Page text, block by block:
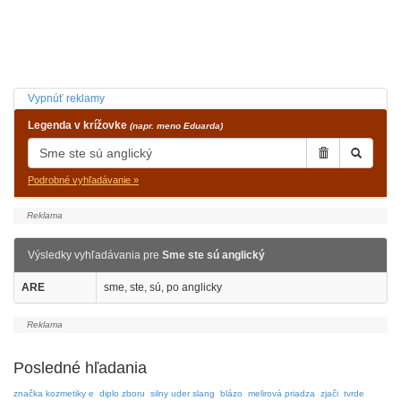
Vypnúť reklamy
Legenda v krížovke (napr. meno Eduarda)
Podrobné vyhľadávanie »
Výsledky vyhľadávania pre Sme ste sú anglický
ARE sme, ste, sú, po anglicky
Posledné hľadania
značka kozmetiky e diplo zboru silny uder slang blázo melirová priadza zjači tvrde